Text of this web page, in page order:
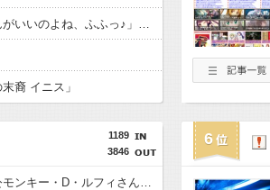
「フリルもリボンもたくさんがいいのよね、ふふっ♪」対魔忍RPG・新イベント『バニーとヨミハラクライシス』
裔 イニス」
1189
3846
覇権漫画ワンピースの主人公モンキー・D・ルフィさん、変わり果てた姿で発見される・・・
6